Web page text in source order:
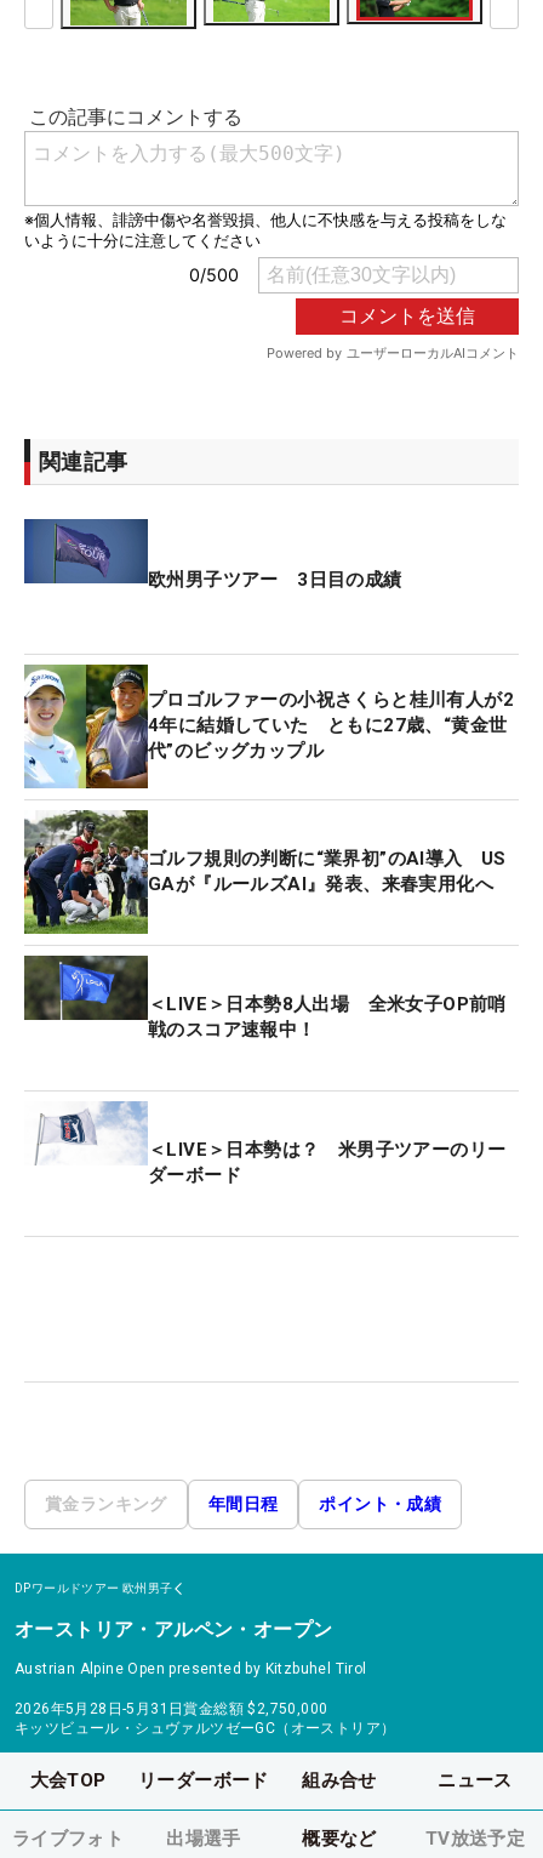
関連記事
欧州男子ツアー 3日目の成績
プロゴルファーの小祝さくらと桂川有人が2
4年に結婚していた ともに27歳、“黄金世
代”のビッグカップル
ゴルフ規則の判断に“業界初”のAI導入 US
GAが『ルールズAI』発表、来春実用化へ
＜LIVE＞日本勢8人出場 全米女子OP前哨
戦のスコア速報中！
＜LIVE＞日本勢は？ 米男子ツアーのリー
ダーボード
賞金ランキング 年間日程 ポイント・成績
DPワールドツアー 欧州男子
オーストリア・アルペン・オープン
Austrian Alpine Open presented by Kitzbuhel Tirol
2026年5月28日-5月31日賞金総額 $2,750,000
キッツビュール・シュヴァルツゼーGC（オーストリア）
大会TOP リーダーボード 組み合せ ニュース
ライブフォト 出場選手 概要など TV放送予定